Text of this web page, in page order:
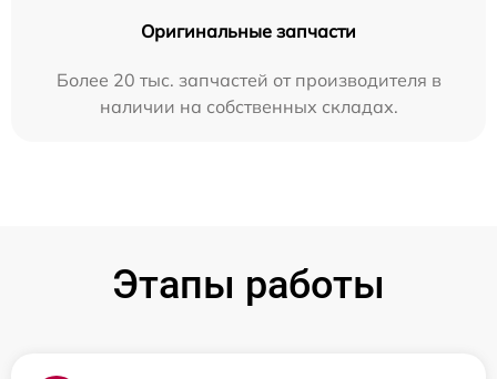
Оригинальные запчасти
Более 20 тыс. запчастей от производителя в
наличии на собственных складах.
Этапы работы